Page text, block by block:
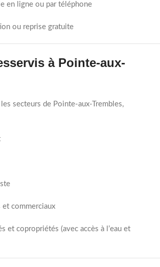
en ligne ou par téléphone
ou reprise gratuite
à Pointe-aux-
secteurs de Pointe-aux-Trembles,
et commerciaux
et copropriétés (avec accès à l’eau et